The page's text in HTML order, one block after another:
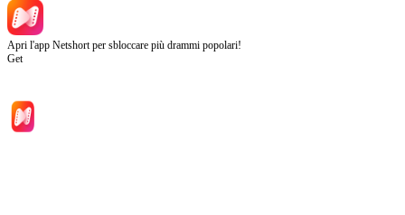
Apri l'app Netshort per sbloccare più drammi popolari!
Get